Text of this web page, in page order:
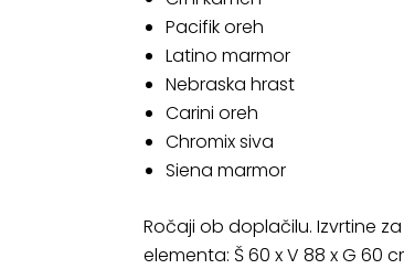
Pacifik oreh
Latino marmor
Nebraska hrast
Carini oreh
Chromix siva
Siena marmor
Ročaji ob doplačilu. Izvrtine
elementa: Š 60 x V 88 x G 60